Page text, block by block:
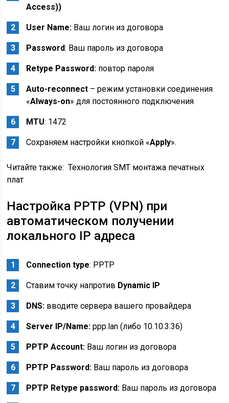
Access))
User Name: Ваш логин из договора
Password: Ваш пароль из договора
Retype Password: повтор пароля
Auto-reconnect – режим установки соединения
«Always-on» для постоянного подключения
MTU: 1472
Сохраняем настройки кнопкой «Apply».
Читайте также: Технология SMT монтажа печатных
плат
Настройка PPTP (VPN) при
автоматическом получении
локального IP адреса
Connection type: PPTP
Ставим точку напротив Dynamic IP
DNS: вводите сервера вашего провайдера
Server IP/Name: ppp.lan (либо 10.10.3.36)
PPTP Account: Ваш логин из договора
PPTP Password: Ваш пароль из договора
PPTP Retype password: Ваш пароль из договора